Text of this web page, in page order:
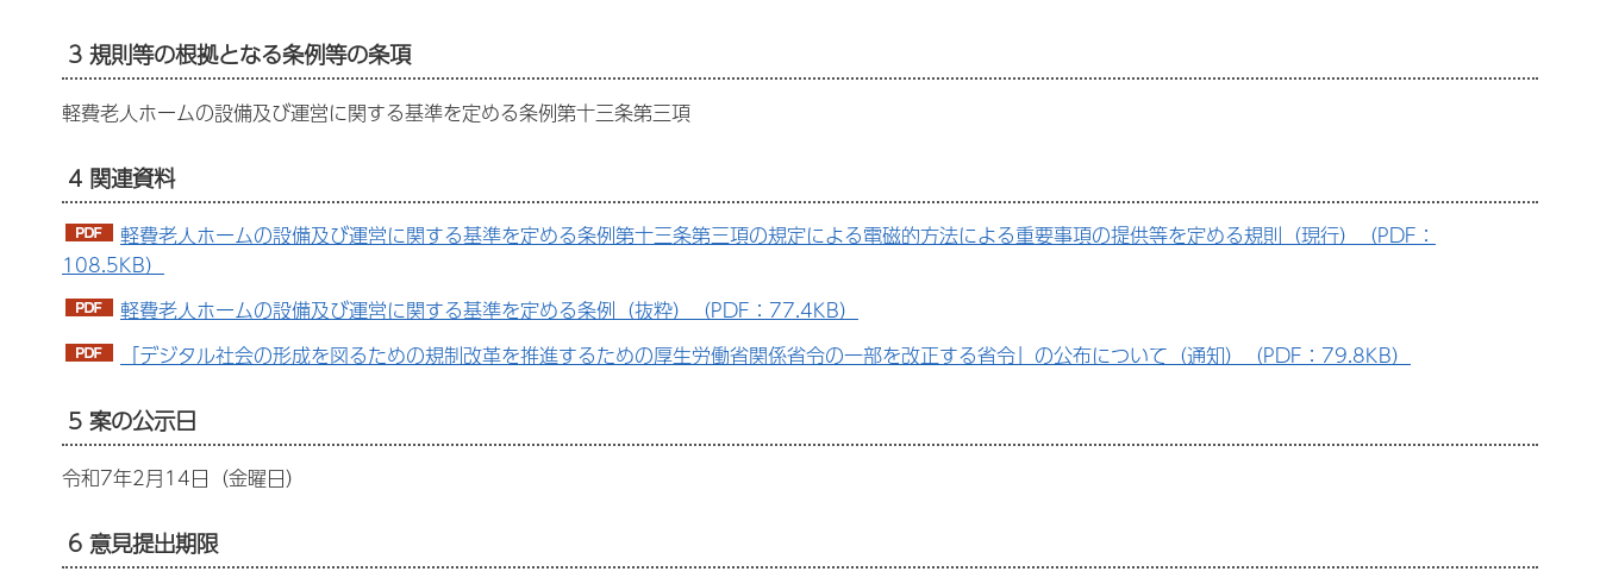
3 規則等の根拠となる条例等の条項
軽費老人ホームの設備及び運営に関する基準を定める条例第十三条第三項
4 関連資料
軽費老人ホームの設備及び運営に関する基準を定める条例第十三条第三項の規定による電磁的方法による重要事項の提供等を定める規則（現行）（PDF：
108.5KB）
軽費老人ホームの設備及び運営に関する基準を定める条例（抜粋）（PDF：77.4KB）
「デジタル社会の形成を図るための規制改革を推進するための厚生労働省関係省令の一部を改正する省令」の公布について（通知）（PDF：79.8KB）
5 案の公示日
令和7年2月14日（金曜日）
6 意見提出期限